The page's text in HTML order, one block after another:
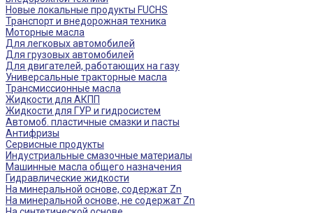
Новые локальные продукты FUCHS
Транспорт и внедорожная техника
Моторные масла
Для легковых автомобилей
Для грузовых автомобилей
Для двигателей, работающих на газу
Универсальные тракторные масла
Трансмиссионные масла
Жидкости для АКПП
Жидкости для ГУР и гидросистем
Автомоб. пластичные смазки и пасты
Антифризы
Сервисные продукты
Индустриальные смазочные материалы
Машинные масла общего назначения
Гидравлические жидкости
На минеральной основе, содержат Zn
На минеральной основе, не содержат Zn